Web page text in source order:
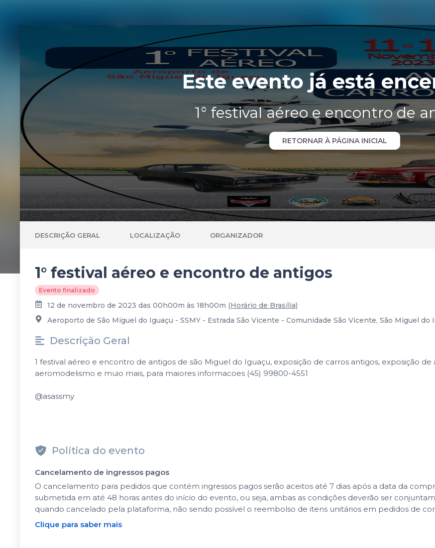
Este evento já está
1° festival aéreo e encontro de
RETORNAR À PÁGINA INICIAL
DESCRIÇÃO GERAL LOCALIZAÇÃO ORGANIZADOR
1° festival aéreo e encontro de antigos
Evento finalizado
12 de novembro de 2023 das 00h00m às 18h00m (Horário de Brasília)
Aeroporto de São Miguel do Iguaçu - SSMY - Estrada São Vicente - Comunidade São Vicente, São Miguel do
Descrição Geral
1 festival aéreo e encontro de antigos de são Miguel do Iguaçu, exposição de carros antigos, exposição
aeromodelismo e muio mais, para maiores informacoes (45) 99800-4551
@asassmy
Política do evento
Cancelamento de ingressos pagos
O cancelamento para pedidos que contém ingressos pagos serão aceitos até 7 dias após a data da
submetida em até 48 horas antes do início do evento, ou seja, ambas as condições deverão ser
quando cancelado pela plataforma, não sendo possível o reembolso de itens unitários em pedidos de
Clique para saber mais